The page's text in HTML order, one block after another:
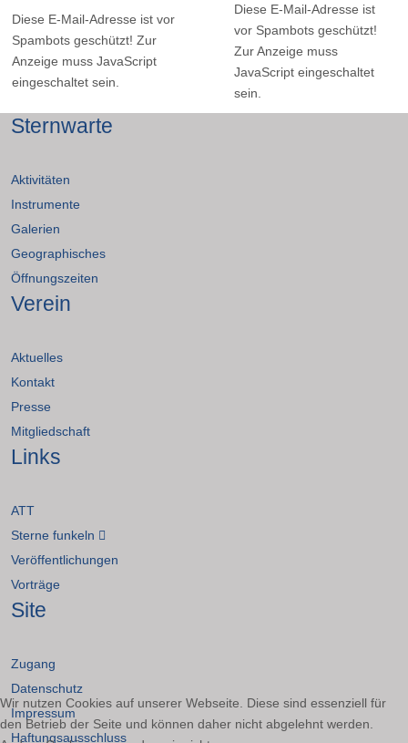
Diese E-Mail-Adresse ist vor
Spambots geschützt! Zur
Anzeige muss JavaScript
eingeschaltet sein.
Diese E-Mail-Adresse ist
vor Spambots geschützt!
Zur Anzeige muss
JavaScript eingeschaltet
sein.
Sternwarte
Aktivitäten
Instrumente
Galerien
Geographisches
Öffnungszeiten
Verein
Aktuelles
Kontakt
Presse
Mitgliedschaft
Links
ATT
Sterne funkeln
Veröffentlichungen
Vorträge
Site
Zugang
Datenschutz
Impressum
Haftungsausschluss
Wir nutzen Cookies auf unserer Webseite. Diese sind essenziell für
den Betrieb der Seite und können daher nicht abgelehnt werden.